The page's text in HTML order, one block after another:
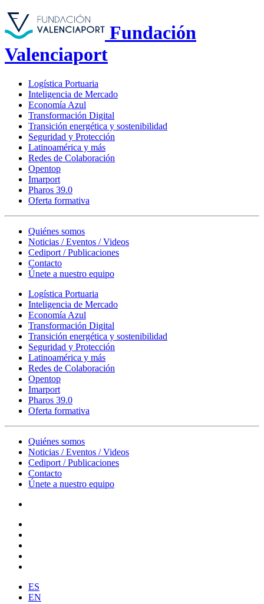
Fundación
Valenciaport
Logística Portuaria
Inteligencia de Mercado
Economía Azul
Transformación Digital
Transición energética y sostenibilidad
Seguridad y Protección
Latinoamérica y más
Redes de Colaboración
Opentop
Imarport
Pharos 39.0
Oferta formativa
Quiénes somos
Noticias / Eventos / Videos
Cediport / Publicaciones
Contacto
Únete a nuestro equipo
Logística Portuaria
Inteligencia de Mercado
Economía Azul
Transformación Digital
Transición energética y sostenibilidad
Seguridad y Protección
Latinoamérica y más
Redes de Colaboración
Opentop
Imarport
Pharos 39.0
Oferta formativa
Quiénes somos
Noticias / Eventos / Videos
Cediport / Publicaciones
Contacto
Únete a nuestro equipo
ES
EN